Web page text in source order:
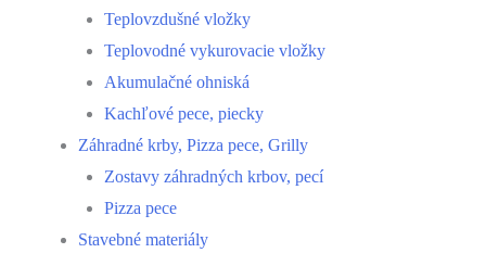
Teplovzdušné vložky
Teplovodné vykurovacie vložky
Akumulačné ohniská
Kachľové pece, piecky
Záhradné krby, Pizza pece, Grilly
Zostavy záhradných krbov, pecí
Pizza pece
Stavebné materiály